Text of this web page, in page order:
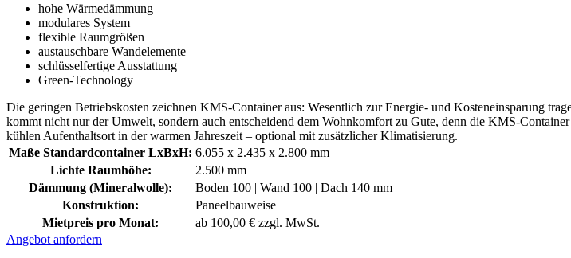
hohe Wärmedämmung
modulares System
flexible Raumgrößen
austauschbare Wandelemente
schlüsselfertige Ausstattung
Green-Technology
Die geringen Betriebskosten zeichnen KMS-Container aus: Wesentlich zur Energie- und Kosteneinsparung
kommt nicht nur der Umwelt, sondern auch entscheidend dem Wohnkomfort zu Gute, denn die KMS-
kühlen Aufenthaltsort in der warmen Jahreszeit – optional mit zusätzlicher Klimatisierung.
Maße Standardcontainer LxBxH: 6.055 x 2.435 x 2.800 mm
Lichte Raumhöhe:
2.500 mm
Dämmung (Mineralwolle):
Boden 100 | Wand 100 | Dach 140 mm
Konstruktion:
Paneelbauweise
Mietpreis pro Monat:
ab 100,00 € zzgl. MwSt.
Angebot anfordern